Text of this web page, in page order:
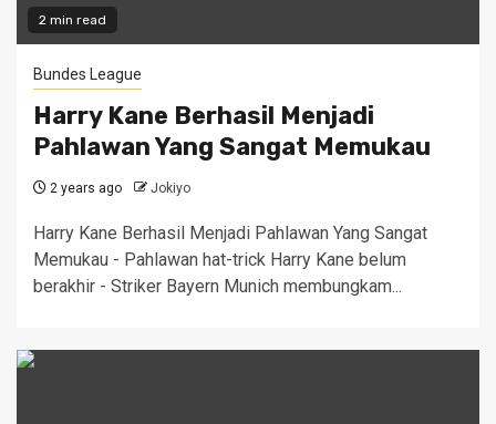
2 min read
Bundes League
Harry Kane Berhasil Menjadi
Pahlawan Yang Sangat Memukau
2 years ago Jokiyo
Harry Kane Berhasil Menjadi Pahlawan Yang Sangat
Memukau - Pahlawan hat-trick Harry Kane belum
berakhir - Striker Bayern Munich membungkam...